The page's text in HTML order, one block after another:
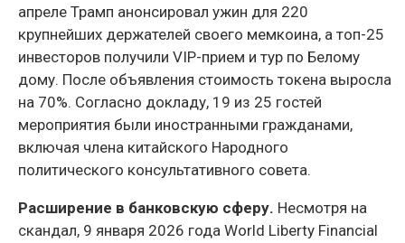
апреле Трамп анонсировал ужин для 220
крупнейших держателей своего мемкоина, а топ-25
инвесторов получили VIP-прием и тур по Белому
дому. После объявления стоимость токена выросла
на 70%. Согласно докладу, 19 из 25 гостей
мероприятия были иностранными гражданами,
включая члена китайского Народного
политического консультативного совета.
Расширение в банковскую сферу. Несмотря на
скандал, 9 января 2026 года World Liberty Financial